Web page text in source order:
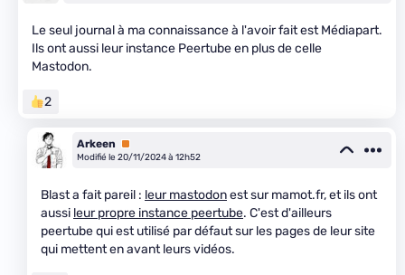
Le seul journal à ma connaissance à l'avoir fait est Médiapart.
Ils ont aussi leur instance Peertube en plus de celle
Mastodon.
2
Arkeen
Premium
Modifié le 20/11/2024 à 12h52
Blast a fait pareil : leur mastodonest sur mamot.fr, et ils ont
aussi leur propre instance peertube. C'est d'ailleurs
peertube qui est utilisé par défaut sur les pages de leur site
qui mettent en avant leurs vidéos.